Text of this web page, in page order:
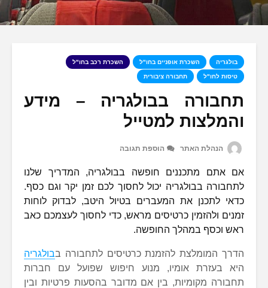
בולגריה השכרת אופניים בחו"ל השכרת רכב בחו"ל
טיסות לחו"ל תחבורה ציבורית
תחבורה בבולגריה – מידע
והמלצות למטייל
הנהלת האתר הוספת תגובה
אם אתם מתכננים חופשה בבולגריה, המדריך שלנו
לתחבורה בבולגריה יכול לחסוך לכם זמן יקר וגם כסף.
כדאי לתכנן את המעברים בטיול היטב, לבדוק לוחות
זמנים ולהזמין כרטיסים מראש, כדי לחסוך לעצמכם כאב
ראש וכסף במהלך החופשה.
הדרך המומלצת להזמנת כרטיסים לתחבורה בבולגריה
היא בעזרת אומיו, מנוע חיפוש שפועל עם חברות
תחבורה מקומיות, בין אם מדובר בהסעות פרטיות ובין